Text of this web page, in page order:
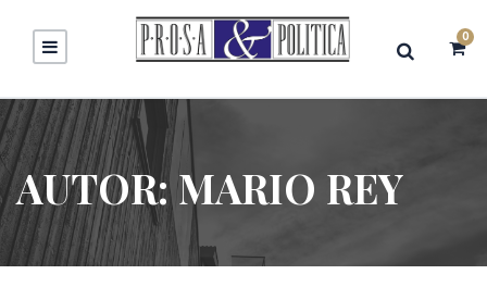
0
AUTOR:MARIO REY